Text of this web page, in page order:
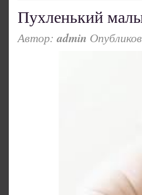
Пухленький
Автор:admin